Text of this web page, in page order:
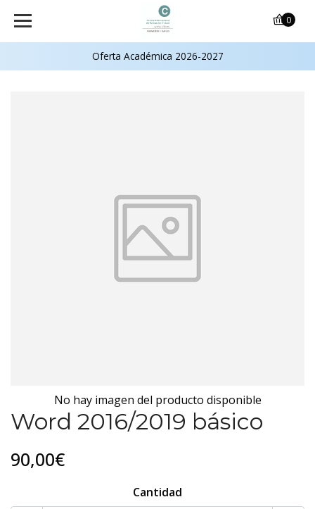
Oferta Académica 2026-2027
0
No hay imagen del producto disponible
Word 2016/2019 básico
90,00€
Cantidad